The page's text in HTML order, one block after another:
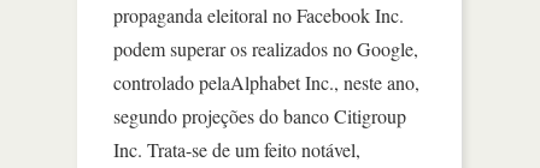
propaganda eleitoral no Facebook Inc.
podem superar os realizados no Google,
controlado pelaAlphabet Inc., neste ano,
segundo projeções do banco Citigroup
Inc. Trata-se de um feito notável,